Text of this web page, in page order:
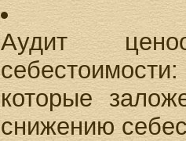
Аудит
которые
снижению